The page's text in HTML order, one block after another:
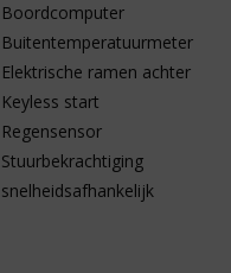
Boordcomputer
Buitentemperatuurmeter
Elektrische ramen achter
Keyless start
Regensensor
Stuurbekrachtiging
snelheidsafhankelijk